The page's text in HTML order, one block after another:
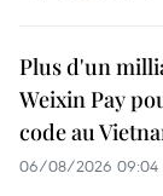
Plus d'un
Weixin Pay
code au
06/08/2026 09:04